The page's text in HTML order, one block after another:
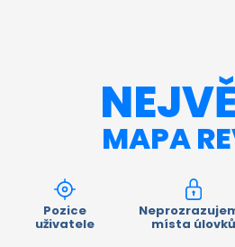
MAPA
Pozice
uživatele místa úlovků